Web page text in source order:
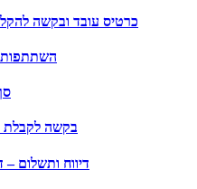
כרטיס עובד ובקשה להקלה
השתתפות
בקשה לקבלת
דיווח ותשלום – דו”ח מס